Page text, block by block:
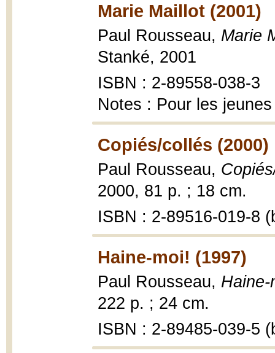
Marie Maillot (2001)
Paul Rousseau, Marie
Stanké, 2001
ISBN : 2-89558-038-3
Notes : Pour les jeunes
Copiés/collés (2000)
Paul Rousseau,
2000, 81 p. ; 18 cm.
ISBN : 2-89516-019-8
Haine-moi! (1997)
Paul Rousseau, Haine-
222 p. ; 24 cm.
ISBN : 2-89485-039-5